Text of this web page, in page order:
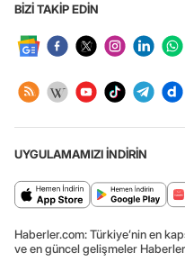
BİZİ TAKİP EDİN
UYGULAMAMIZI İNDİRİN
Haberler.com: Türkiye’nin en
ve en güncel gelişmeler